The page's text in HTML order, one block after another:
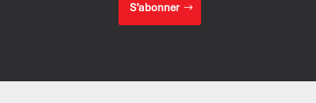
S’abonner